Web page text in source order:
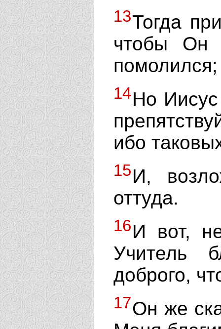
13Тогда
чтобы Он
14Но Иисус
ибо
15И,
оттуда.
16И вот,
Учитель
доброго,
17Он же